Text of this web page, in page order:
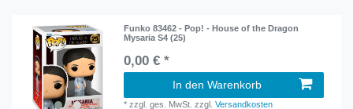
Funko 83462 - Pop! - House of the Dragon
Mysaria S4 (25)
0,00 € *
In den Warenkorb
*zzgl. ges. MwSt. zzgl.Versandkosten